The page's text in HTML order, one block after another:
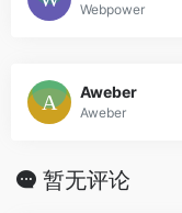
Webpower
Aweber
Aweber
暂无评论